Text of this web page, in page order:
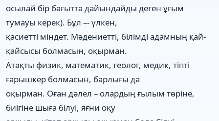
осылай бір бағытта дайындайды деген ұғым
тумауы керек). Бұл –- үлкен,
қасиетті міндет. Мәдениетті, білімді адамның қай-
қайсысы болмасын, оқырман.
Атақты физик, математик, геолог, медик, тіпті
ғарышкер болмасын, барлығы да
оқырман. Оған дәлел – олардың ғылым төріне,
биігіне шыға білуі, яғни оқу